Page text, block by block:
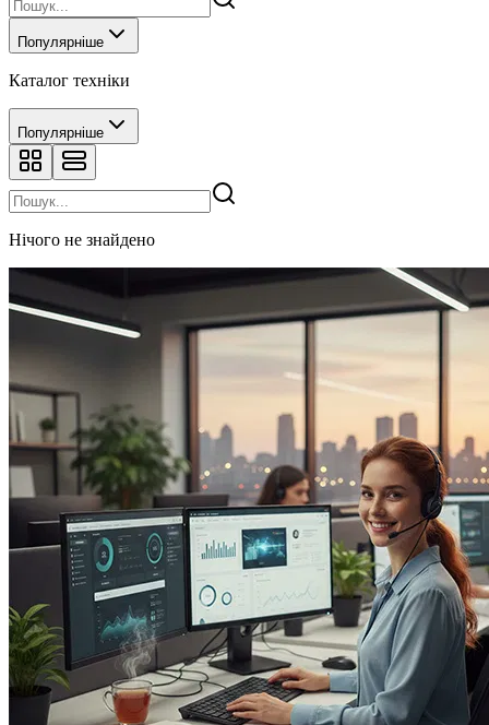
Популярніше
Каталог техніки
Популярніше
Нічого не знайдено